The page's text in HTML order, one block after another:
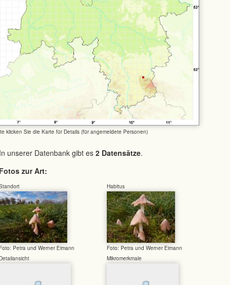
klicken Sie die Karte für Details (für angemeldete Personen)
unserer Datenbank gibt es 2 Datensätze.
zur Art:
Petra und Werner Eimann
Habitus
Foto: Petra und Werner Eimann
Mikromerkmale